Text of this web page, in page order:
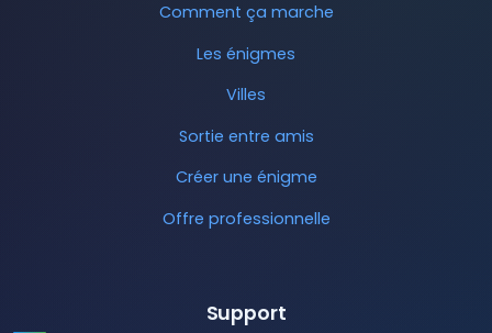
Comment ça marche
Les énigmes
Villes
Sortie entre amis
Créer une énigme
Offre professionnelle
Support